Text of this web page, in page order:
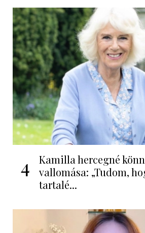
4
Kamilla hercegné
vallomása: „Tudom,
tartalé...